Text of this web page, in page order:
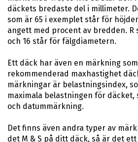
däckets bredaste del i millimeter.
som är 65 i exemplet står för
angett med procent av bredden.
och 16 står för fälgdiametern.
Ett däck har även en märkning
rekommenderad maxhastighet
märkningar är belastningsindex,
maximala belastningen för däcket,
och datummärkning.
Det finns även andra typer av
det M & S på ditt däck, så är det